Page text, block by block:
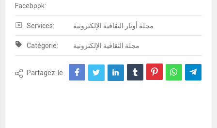
Facebook:
Services: مجلة أوتار الثقافية الإلكترونية
Catégorie: مجلة الثقافية الإلكترونية
Partagez-le